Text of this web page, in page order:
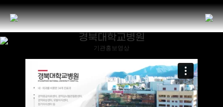
경북대학교병원
기관홍보영상